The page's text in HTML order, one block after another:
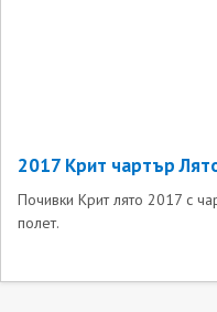
2017 Крит чартър
Почивки Крит лято 2017 с
полет.